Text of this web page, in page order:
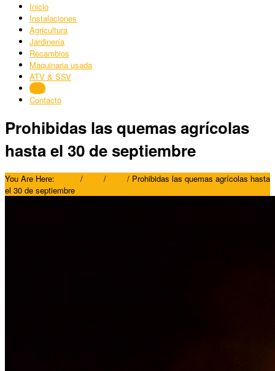
Inicio
Instalaciones
Agricultura
Jardinería
Recambios
Maquinaria usada
ATV & SSV
Blog
Contacto
Prohibidas las quemas agrícolas
hasta el 30 de septiembre
You Are Here: / / / Prohibidas las quemas agrícolas hasta
el 30 de septiembre